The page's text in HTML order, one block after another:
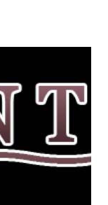
Quest'ultima
(come
(per sapere
tag ad un'altra
più la